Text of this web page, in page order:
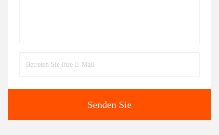
Senden Sie